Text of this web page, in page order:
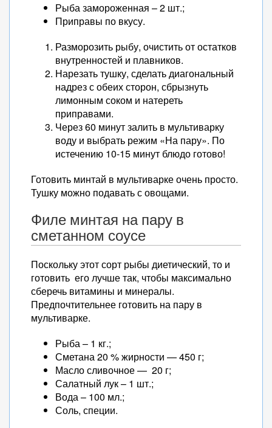
Рыба замороженная – 2 шт.;
Приправы по вкусу.
Разморозить рыбу, очистить от остатков
внутренностей и плавников.
Нарезать тушку, сделать диагональный
надрез с обеих сторон, сбрызнуть
лимонным соком и натереть
приправами.
Через 60 минут залить в мультиварку
воду и выбрать режим «На пару». По
истечению 10-15 минут блюдо готово!
Готовить минтай в мультиварке очень просто.
Тушку можно подавать с овощами.
Филе минтая на пару в
сметанном соусе
Поскольку этот сорт рыбы диетический, то и
готовить его лучше так, чтобы максимально
сберечь витамины и минералы.
Предпочтительнее готовить на пару в
мультиварке.
Рыба – 1 кг.;
Сметана 20 % жирности — 450 г;
Масло сливочное — 20 г;
Салатный лук – 1 шт.;
Вода – 100 мл.;
Соль, специи.